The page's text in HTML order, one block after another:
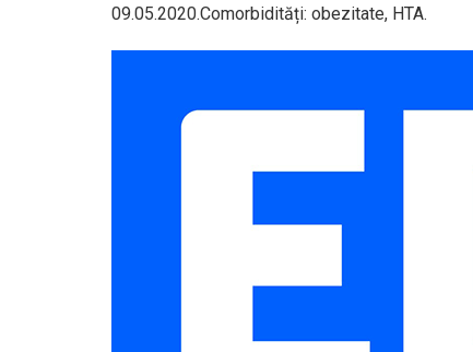
09.05.2020.Comorbidități: obezitate, HTA.